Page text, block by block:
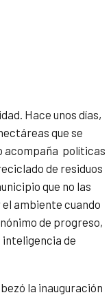
Hace unos días,
que se
acompaña políticas
de residuos
que no las
ambiente cuando
de progreso,
de
la inauguración